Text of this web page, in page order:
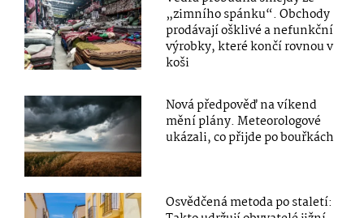
„zimního spánku“. Obchody
prodávají ošklivé a nefunkční
výrobky, které končí rovnou v
koši
Nová předpověď na víkend
mění plány. Meteorologové
ukázali, co přijde po bouřkách
Osvědčená metoda po staletí: